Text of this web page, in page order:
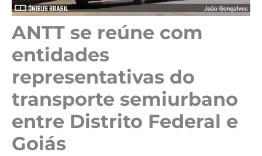
ANTT se reúne com
entidades
representativas do
transporte semiurbano
entre Distrito Federal e
Goiás